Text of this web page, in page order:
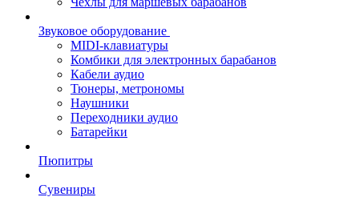
Звуковое оборудование
MIDI-клавиатуры
Комбики для электронных барабанов
Кабели аудио
Тюнеры, метрономы
Наушники
Переходники аудио
Батарейки
Пюпитры
Сувениры